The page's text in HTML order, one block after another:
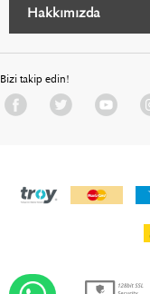
Hakkımızda
Bizi takip edin!